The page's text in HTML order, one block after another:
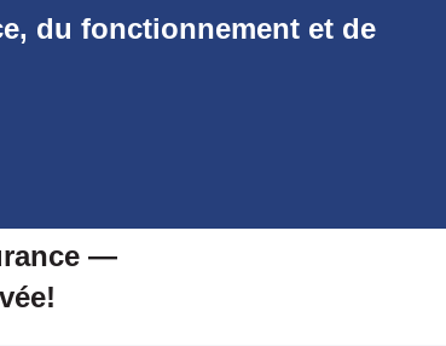
du fonctionnement et de
—